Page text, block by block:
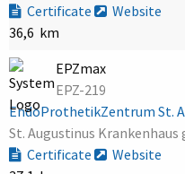
Certificate
Website
36,6 km
EPZmax
EPZ-219
EndoProthetikZentrum St.
St. Augustinus Krankenhaus
Certificate
Website